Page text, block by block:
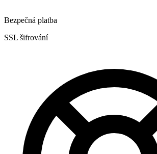
Bezpečná platba
SSL šifrování